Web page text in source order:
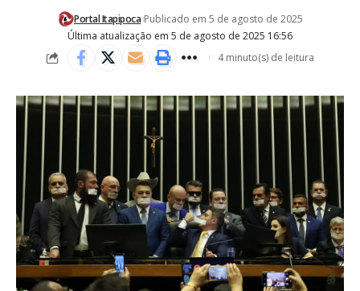
Última atualização em 5 de agosto de 2025 16:56
Portal Itapipoca Publicado em 5 de agosto de 2025
4 minuto(s) de leitura